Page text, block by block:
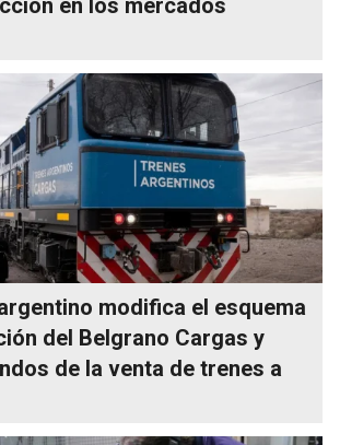
modifica el esquema
del Belgrano Cargas y
de la venta de trenes a